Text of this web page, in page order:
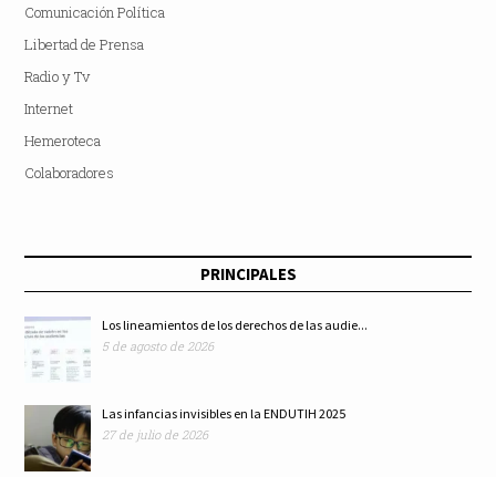
Comunicación Política
Libertad de Prensa
Radio y Tv
Internet
Hemeroteca
Colaboradores
PRINCIPALES
Los lineamientos de los derechos de las audie...
5 de agosto de 2026
Las infancias invisibles en la ENDUTIH 2025
27 de julio de 2026